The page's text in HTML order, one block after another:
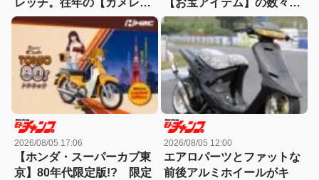
ンファクトリー】が懐かし
いスーパーDioカスタム
知られざる逸話【小椋藍選
手】とも深い関わりが!?
2026/08/05 17:06
【ホンダ・スーパーカブ東
京】80年代限定版!? 限定
2026/08/05 12:00
エアロパーツとファットな
前後アルミホイールがキ